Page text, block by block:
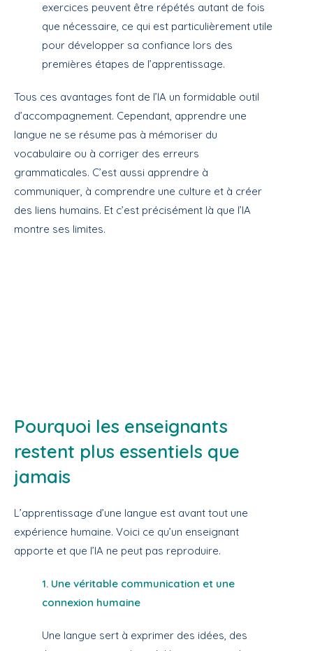
exercices peuvent être répétés autant de fois
que nécessaire, ce qui est particulièrement utile
pour développer sa confiance lors des
premières étapes de l’apprentissage.
Tous ces avantages font de l’IA un formidable outil
d’accompagnement. Cependant, apprendre une
langue ne se résume pas à mémoriser du
vocabulaire ou à corriger des erreurs
grammaticales. C’est aussi apprendre à
communiquer, à comprendre une culture et à créer
des liens humains. Et c’est précisément là que l’IA
montre ses limites.
Pourquoi les enseignants
restent plus essentiels que
jamais
L’apprentissage d’une langue est avant tout une
expérience humaine. Voici ce qu’un enseignant
apporte et que l’IA ne peut pas reproduire.
1. Une véritable communication et une
connexion humaine
Une langue sert à exprimer des idées, des